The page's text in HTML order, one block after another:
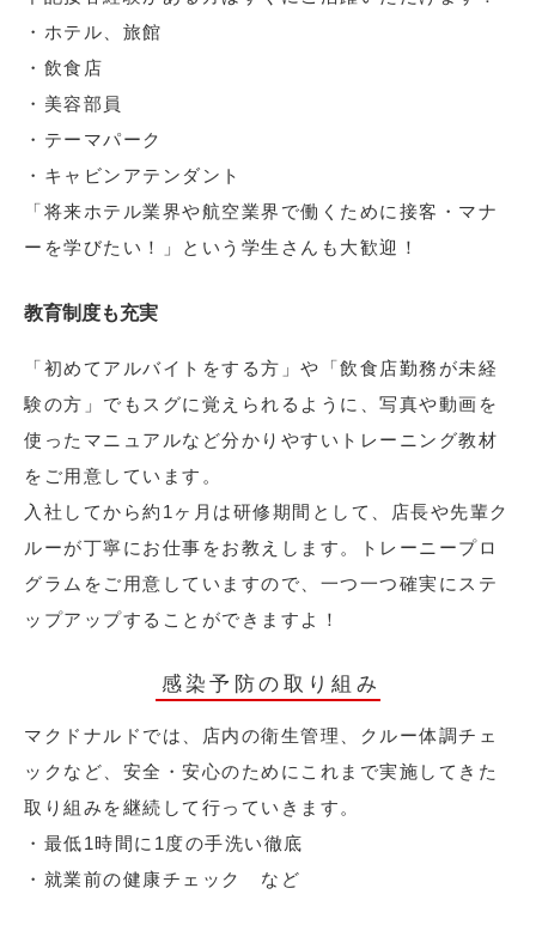
・ホテル、旅館
・飲食店
・美容部員
・テーマパーク
・キャビンアテンダント
「将来ホテル業界や航空業界で働くために接客・マナ
ーを学びたい！」という学生さんも大歓迎！
教育制度も充実
「初めてアルバイトをする方」や「飲食店勤務が未経
験の方」でもスグに覚えられるように、写真や動画を
使ったマニュアルなど分かりやすいトレーニング教材
をご用意しています。
入社してから約1ヶ月は研修期間として、店長や先輩ク
ルーが丁寧にお仕事をお教えします。トレーニープロ
グラムをご用意していますので、一つ一つ確実にステ
ップアップすることができますよ！
感染予防の取り組み
マクドナルドでは、店内の衛生管理、クルー体調チェ
ックなど、安全・安心のためにこれまで実施してきた
取り組みを継続して行っていきます。
・最低1時間に1度の手洗い徹底
・就業前の健康チェック など